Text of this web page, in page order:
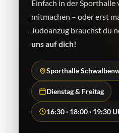
Einfach in der Sporthalle
mitmachen – oder erst
Judo­anzug brauchst du
uns auf dich!
Sporthalle
Dienstag & Freitag
16:30 · 18:00 · 19:30